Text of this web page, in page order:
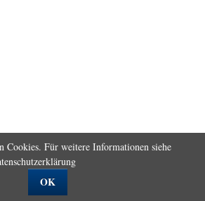
Cookies. Für weitere Informationen siehe
OK